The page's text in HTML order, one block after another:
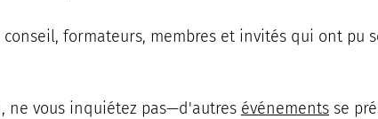
conseil, formateurs, membres et invités qui ont pu
ne vous inquiétez pas—d'autres événements se